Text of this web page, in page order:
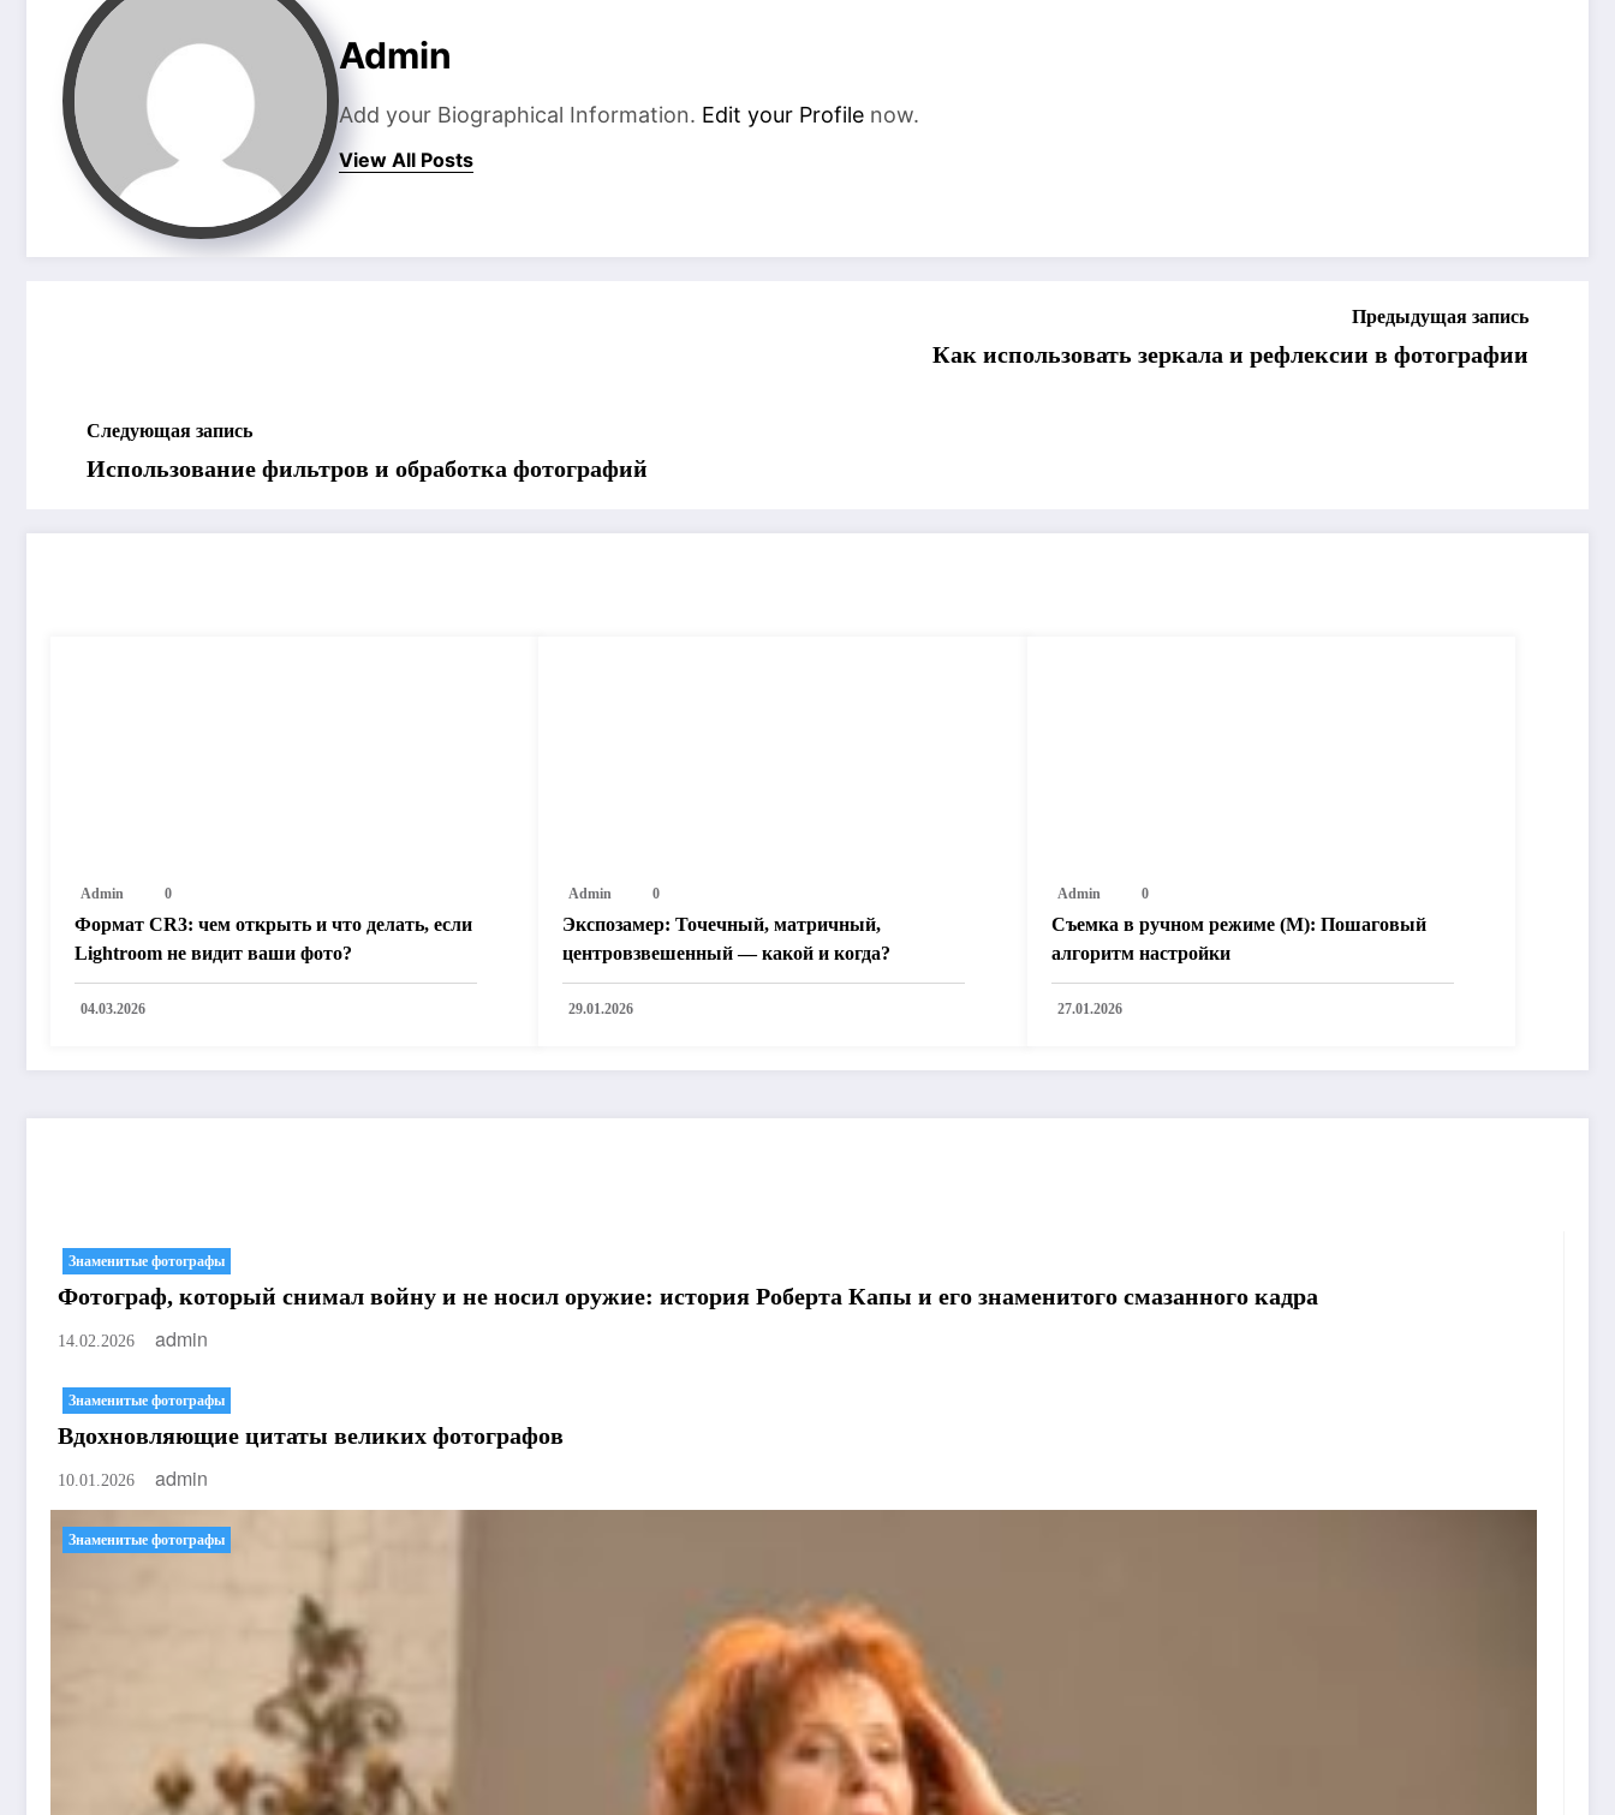
Admin
Add your Biographical Information. Edit your Profile now.
View All Posts
Предыдущая запись
Как использовать зеркала и рефлексии в фотографии
Следующая запись
Использование фильтров и обработка фотографий
Admin 0
Формат CR3: чем открыть и что делать, если
Lightroom не видит ваши фото?
04.03.2026
Admin 0
Экспозамер: Точечный, матричный,
центровзвешенный — какой и когда?
29.01.2026
Admin 0
Съемка в ручном режиме (M): Пошаговый
алгоритм настройки
27.01.2026
Знаменитые фотографы
Фотограф, который снимал войну и не носил оружие: история Роберта Капы и его знаменитого смазанного кадра
14.02.2026 admin
Знаменитые фотографы
Вдохновляющие цитаты великих фотографов
10.01.2026 admin
Знаменитые фотографы